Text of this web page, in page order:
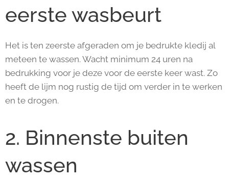
eerste wasbeurt
Het is ten zeerste afgeraden om je bedrukte kledij al
meteen te wassen. Wacht minimum 24 uren na
bedrukking voor je deze voor de eerste keer wast. Zo
heeft de lijm nog rustig de tijd om verder in te werken
en te drogen.
2. Binnenste buiten
wassen